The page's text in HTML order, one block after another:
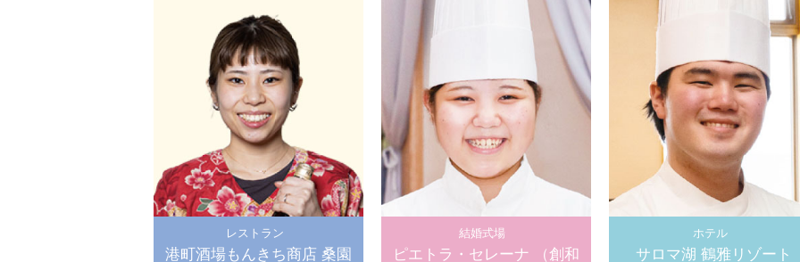
レストラン
港町酒場もんきち商店 桑園
結婚式場
ピエトラ・セレーナ （創和
ホテル
サロマ湖 鶴雅リゾート